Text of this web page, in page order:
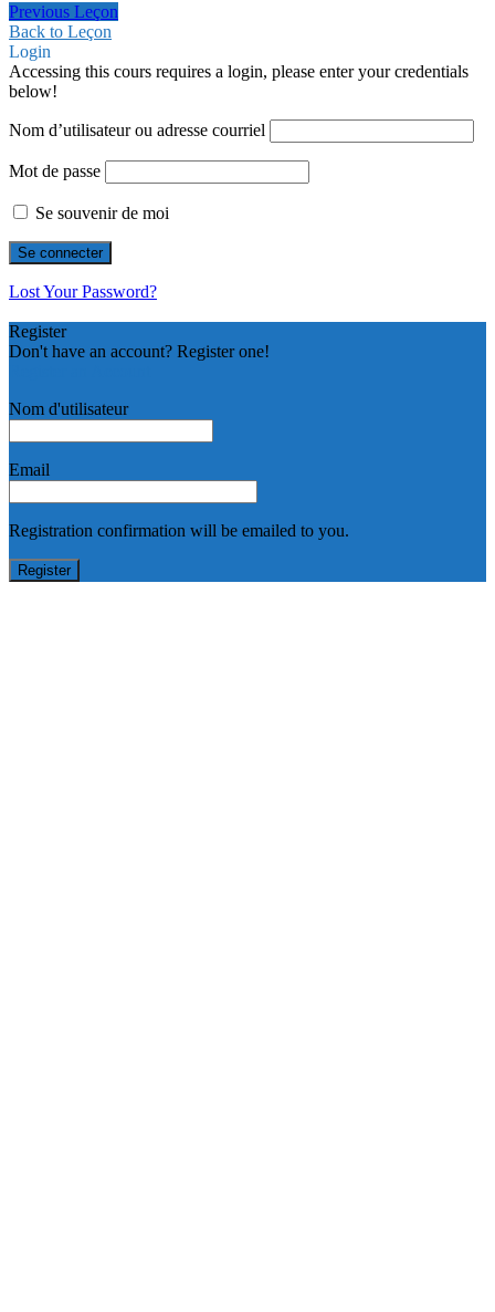
Previous Leçon
Back to Leçon
Login
Accessing this cours requires a login, please enter your credentials
below!
Nom d’utilisateur ou adresse courriel
Mot de passe
Se souvenir de moi
Lost Your Password?
Register
Don't have an account? Register one!
Nom d'utilisateur
Email
Registration confirmation will be emailed to you.